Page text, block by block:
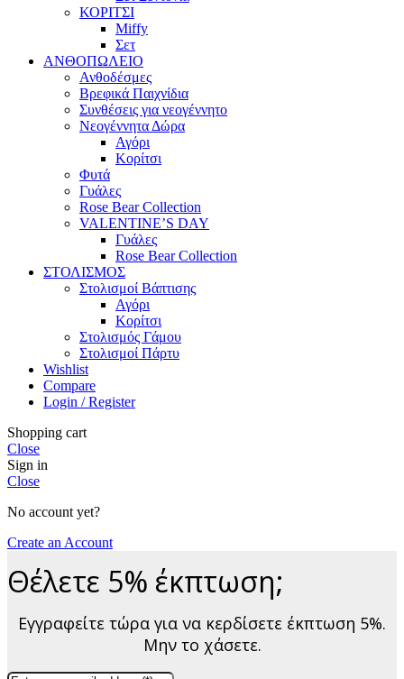
ΚΟΡΙΤΣΙ
Miffy
Σετ
ΑΝΘΟΠΩΛΕΙΟ
Ανθοδέσμες
Βρεφικά Παιχνίδια
Συνθέσεις για νεογέννητο
Νεογέννητα Δώρα
Αγόρι
Κορίτσι
Φυτά
Γυάλες
Rose Bear Collection
VALENTINE’S DAY
Γυάλες
Rose Bear Collection
ΣΤΟΛΙΣΜΟΣ
Στολισμοί Βάπτισης
Αγόρι
Κορίτσι
Στολισμός Γάμου
Στολισμοί Πάρτυ
Wishlist
Compare
Login / Register
Shopping cart
Close
Sign in
Close
No account yet?
Create an Account
Θέλετε 5% έκπτωση;
Εγγραφείτε τώρα για να κερδίσετε έκπτωση 5%.
Μην το χάσετε.